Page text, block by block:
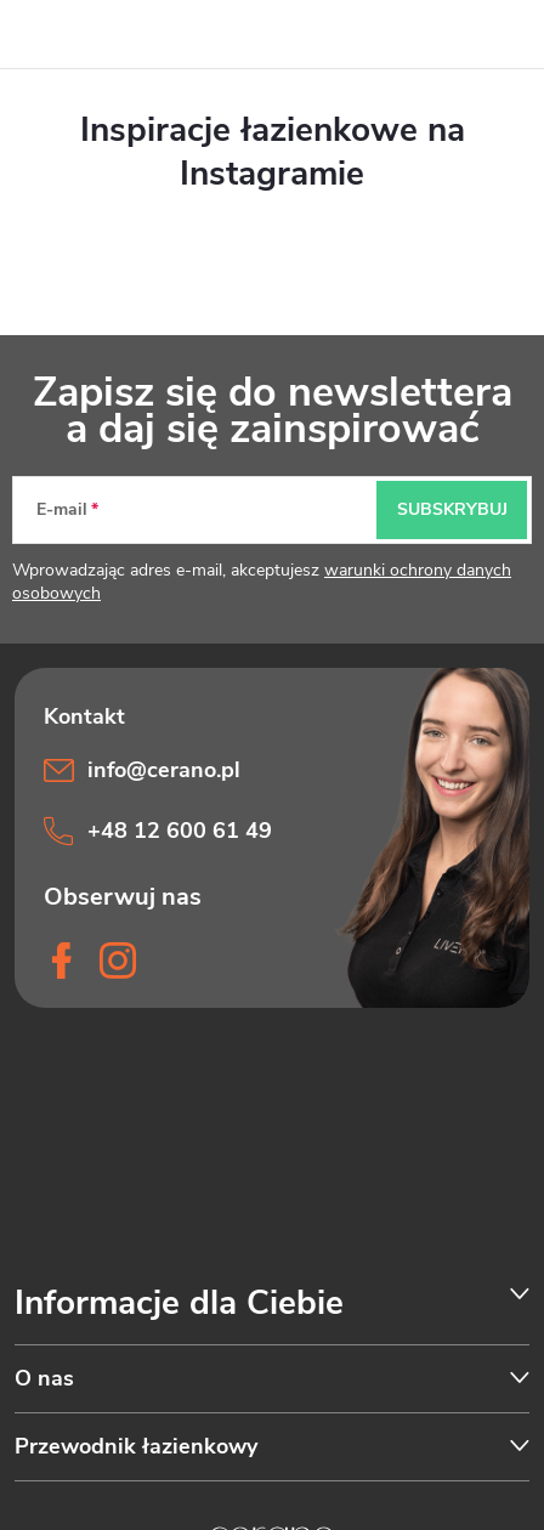
s
Inspiracje łazienkowe na
Instagramie
k
a
Zapisz się do newslettera
a daj się zainspirować
E-mail
Wprowadzając adres e-mail, akceptujesz warunki ochrony danych
osobowych
SUBSKRYBUJ
Informacje dla Ciebie
O nas
Przewodnik łazienkowy
info@cerano.pl
+48 12 600 61 49